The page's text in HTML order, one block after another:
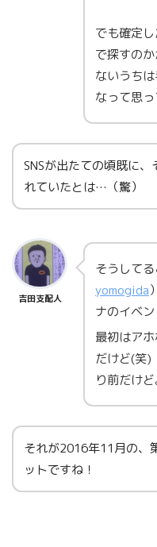
でも確定
で探すの
ないうち
なって思っ
SNSが出たての頃既に
れていたとは…（驚）
吉田支配人
そうして
yomogida
ナのイベン
最初はア
だけど(笑
り前だけ
それが2016年11月の、
ットですね！